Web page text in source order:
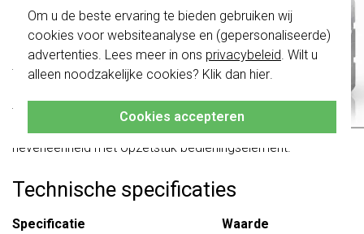
Om u de beste ervaring te bieden gebruiken wij
cookies voor websiteanalyse en (gepersonaliseerde)
advertenties. Lees meer in ons privacybeleid . Wilt u
alleen noodzakelijke cookies? Klik dan hier
Cookies accepteren
ingeschakeld of gedimd.
Met System 3000 dimmer-basiselement:
- Inschakelen met de laatst ingestelde lichtsterkte of
- De inschakellichtsterkte kan alleen permanent worden
opgeslagen via System 3000 basiselement voor
neveneenheid met opzetstuk bedieningselement.
Technische specificaties
Specificatie
Waarde
schakelwippen zijn vernieuwd. Ze zijn
niette combineren met de schakelaars
van vóór augustus 2024.
Klik hiervoor meer informatie, zodat je